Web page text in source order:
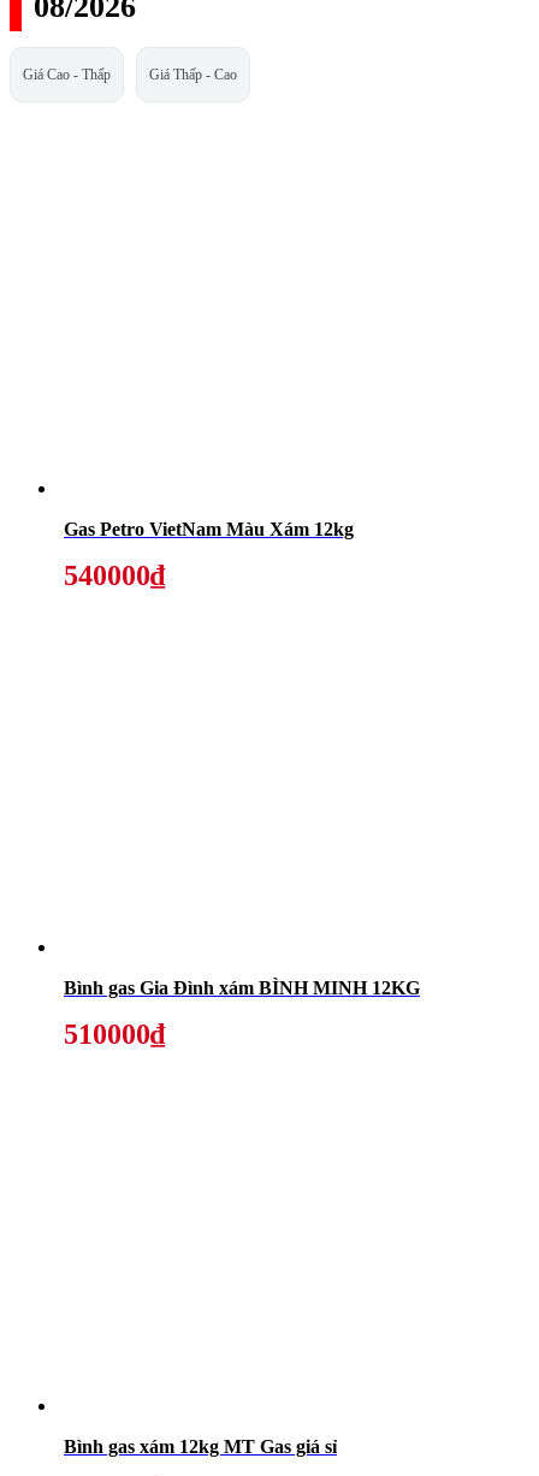
08/2026
Giá Cao - Thấp Giá Thấp - Cao
Gas Petro VietNam Màu Xám 12kg
540000₫
Bình gas Gia Đình xám BÌNH MINH 12KG
510000₫
Bình gas xám 12kg MT Gas giá sỉ